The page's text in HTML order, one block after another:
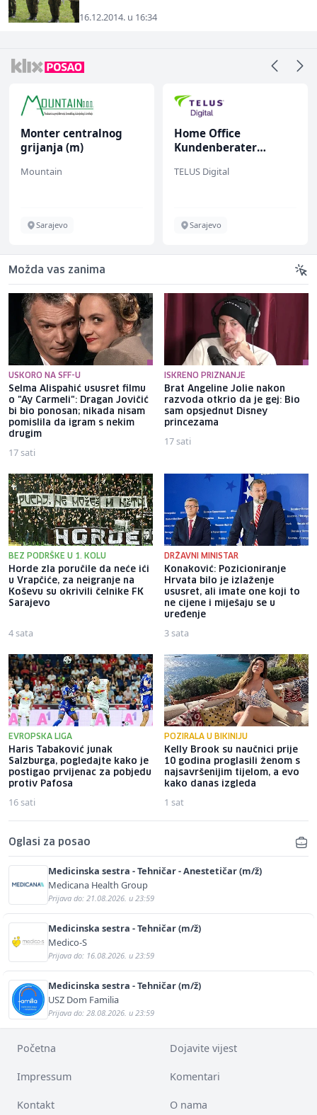
16.12.2014. u 16:34
Monter centralnog
grijanja (m)
Mountain
Sarajevo
Home Office
Kundenberater
renommiertes
TELUS Digital
Sarajevo
Možda vas zanima
USKORO NA SFF-U
Selma Alispahić ususret filmu
o "Ay Carmeli": Dragan Jovičić
bi bio ponosan; nikada nisam
pomislila da igram s nekim
drugim
17 sati
ISKRENO PRIZNANJE
Brat Angeline Jolie nakon
razvoda otkrio da je gej: Bio
sam opsjednut Disney
princezama
17 sati
BEZ PODRŠKE U 1. KOLU
Horde zla poručile da neće ići
u Vrapčiće, za neigranje na
Koševu su okrivili čelnike FK
Sarajevo
4 sata
DRŽAVNI MINISTAR
Konaković: Pozicioniranje
Hrvata bilo je izlaženje
ususret, ali imate one koji to
ne cijene i miješaju se u
uređenje
3 sata
EVROPSKA LIGA
Haris Tabaković junak
Salzburga, pogledajte kako je
postigao prvijenac za pobjedu
protiv Pafosa
16 sati
POZIRALA U BIKINIJU
Kelly Brook su naučnici prije
10 godina proglasili ženom s
najsavršenijim tijelom, a evo
kako danas izgleda
1 sat
Oglasi za posao
Medicinska sestra - Tehničar - Anestetičar (m/ž)
Medicana Health Group
Prijava do: 21.08.2026. u 23:59
Medicinska sestra - Tehničar (m/ž)
Medico-S
Prijava do: 16.08.2026. u 23:59
Medicinska sestra - Tehničar (m/ž)
USZ Dom Familia
Prijava do: 28.08.2026. u 23:59
Početna Dojavite vijest
Impressum Komentari
Kontakt O nama